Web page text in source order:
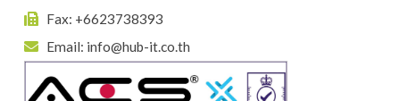
Fax: +6623738393
Email: info@hub-it.co.th